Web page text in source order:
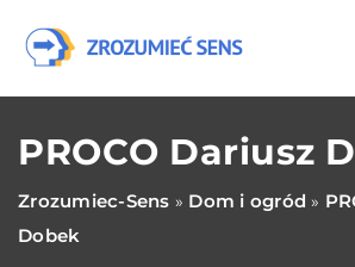
PROCO Dariusz
Zrozumiec-Sens » Dom i ogród »
Dobek